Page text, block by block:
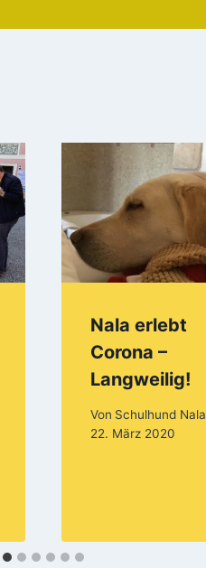
Nala erlebt
Corona –
Langweilig!
Von Schulhund Nala
22. März 2020